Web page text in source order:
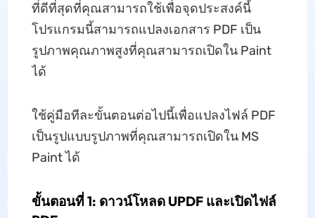
ที่ดีที่สุดที่คุณสามารถใช้เพื่อจุดประสงค์นี้
โปรแกรมนี้สามารถแปลงเอกสาร PDF เป็น
รูปภาพคุณภาพสูงที่คุณสามารถเปิดใน Paint
ได้
ใช้คู่มือทีละขั้นตอนต่อไปนี้เพื่อแปลงไฟล์ PDF
เป็นรูปแบบรูปภาพที่คุณสามารถเปิดใน MS
Paint ได้
ขั้นตอนที่ 1: ดาวน์โหลด UPDF และเปิดไฟล์